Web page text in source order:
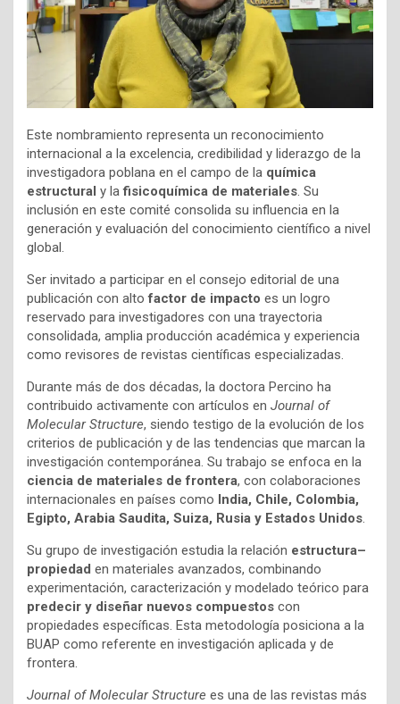
Este nombramiento representa un reconocimiento
internacional a la excelencia, credibilidad y liderazgo de la
investigadora poblana en el campo de la química
estructural y lafisicoquímica de materiales. Su
inclusión en este comité consolida su influencia en la
generación y evaluación del conocimiento científico a nivel
global.
Ser invitado a participar en el consejo editorial de una
publicación con altofactor de impacto es un logro
reservado para investigadores con una trayectoria
consolidada, amplia producción académica y experiencia
como revisores de revistas científicas especializadas.
Durante más de dos décadas, la doctora Percino ha
contribuido activamente con artículos en Journal of
Molecular Structure, siendo testigo de la evolución de los
criterios de publicación y de las tendencias que marcan la
investigación contemporánea. Su trabajo se enfoca en la
ciencia de materiales de frontera, con colaboraciones
internacionales en países como India, Chile, Colombia,
Egipto, Arabia Saudita, Suiza, Rusia y Estados Unidos.
Su grupo de investigación estudia la relación estructura–
propiedad en materiales avanzados, combinando
experimentación, caracterización y modelado teórico para
predecir y diseñar nuevos compuestos con
propiedades específicas. Esta metodología posiciona a la
BUAP como referente en investigación aplicada y de
frontera.
Journal of Molecular Structure es una de las revistas más